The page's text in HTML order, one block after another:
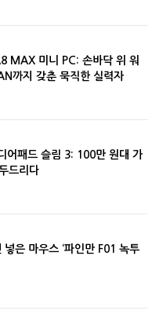
MAX 미니 PC: 손바닥 위 워
까지 갖춘 묵직한 실력자
어패드 슬림 3: 100만 원대 가
드리다
은 마우스 ‘파인만 F01 녹투